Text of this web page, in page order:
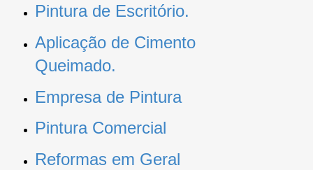
Pintura de Escritório.
Aplicação de Cimento
Queimado.
Empresa de Pintura
Pintura Comercial
Reformas em Geral